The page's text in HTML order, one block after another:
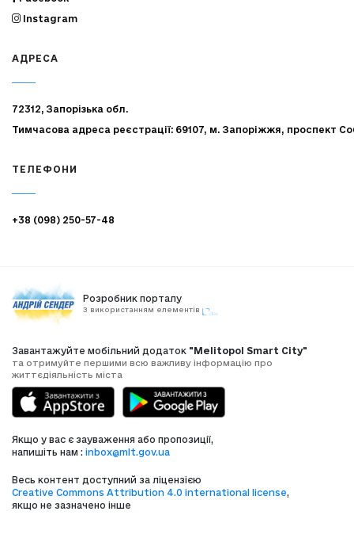
Instagram
АДРЕСА
72312, Запорізька обл.
Тимчасова адреса реєстрації: 69107, м. Запоріжжя, проспект
ТЕЛЕФОНИ
+38 (098) 250-57-48
Розробник порталу
З використанням елементів
Завантажуйте мобільний додаток "Melitopol Smart City"
та отримуйте першими всю важливу інформацію про
життєдіяльність міста
Якщо у вас є зауваження або пропозиції,
напишіть нам : inbox@mlt.gov.ua
Весь контент доступний за ліцензією
Creative Commons Attribution 4.0 international license,
якщо не зазначено інше